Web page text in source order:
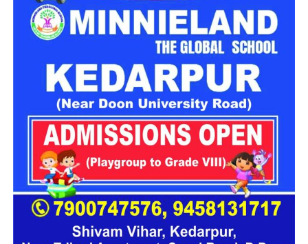
देने के बाद 108 एंबुलेंस की सहायता से हल्द्वानी स्थित सुशीला तिवारी
अस्पताल रेफर किया गया है, जबकि अन्य घायलों का उपचार जारी है।
नैनीताल घूमने के लिए आए थे सभी पर्यटक
बताया गया है कि हादसे का शिकार हुए पर्यटक लखनऊ के गोमतीनगर
निवासी हैं। घायलों में सिद्धार्थ प्रताप सिंह (24), निखिल त्रिपाठी (20),
आदित्य त्रिपाठी (24), सिद्धांत सिंह (23), आदर्श मिश्रा (23) और
निखिलेंद्र सिंघल (23) शामिल हैं। सभी लोग हल्द्वानी निवासी चालक
संग्राम सिंह के साथ टैक्सी से काठगोदाम की ओर जा रहे थे।